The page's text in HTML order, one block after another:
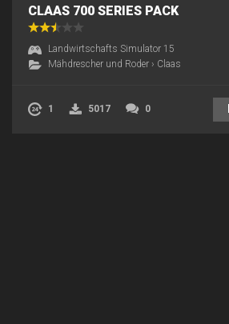
CLAAS 700 SERIES PACK
Landwirtschafts Simulator 15
Mähdrescher und Roder › Claas
1 5017 0